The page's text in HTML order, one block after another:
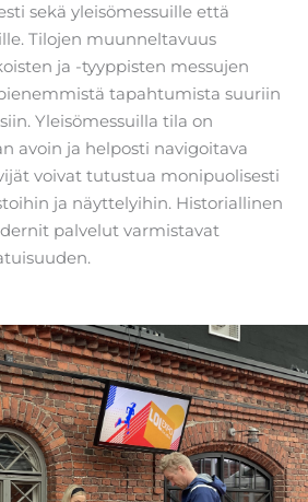
sekä yleisömessuille että
Tilojen muunneltavuus
ja -tyyppisten messujen
tapahtumista suuriin
Yleisömessuilla tila on
avoin ja helposti navigoitava
voivat tutustua monipuolisesti
ja näyttelyihin. Historiallinen
palvelut varmistavat